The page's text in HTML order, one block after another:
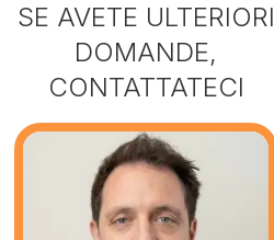
SE AVETE ULTERIORI
DOMANDE,
CONTATTATECI